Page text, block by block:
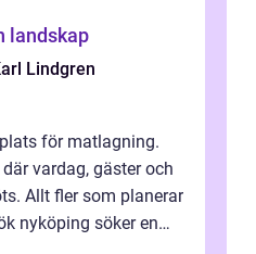
landskap
Lindgren
för matlagning.
vardag, gäster och
Allt fler som planerar
nyköping söker en